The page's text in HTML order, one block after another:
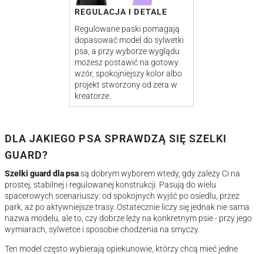
REGULACJA I DETALE
Regulowane paski pomagają
dopasować model do sylwetki
psa, a przy wyborze wyglądu
możesz postawić na gotowy
wzór, spokojniejszy kolor albo
projekt stworzony od zera w
kreatorze.
DLA JAKIEGO PSA SPRAWDZĄ SIĘ SZELKI
GUARD?
Szelki guard dla psasą dobrym wyborem wtedy, gdy zależy Ci na
prostej, stabilnej i regulowanej konstrukcji. Pasują do wielu
spacerowych scenariuszy: od spokojnych wyjść po osiedlu, przez
park, aż po aktywniejsze trasy. Ostatecznie liczy się jednak nie sama
nazwa modelu, ale to, czy dobrze leży na konkretnym psie - przy jego
wymiarach, sylwetce i sposobie chodzenia na smyczy.
Ten model często wybierają opiekunowie, którzy chcą mieć jedne